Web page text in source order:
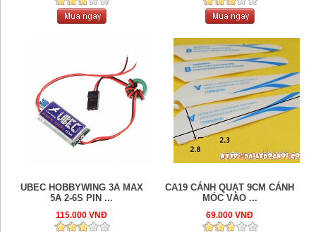
UBEC HOBBYWING 3A MAX
5A 2-6S PIN ...
115.000 VNĐ
CA19 CÁNH QUẠT 9CM CÁNH
MÓC VÀO ...
69.000 VNĐ